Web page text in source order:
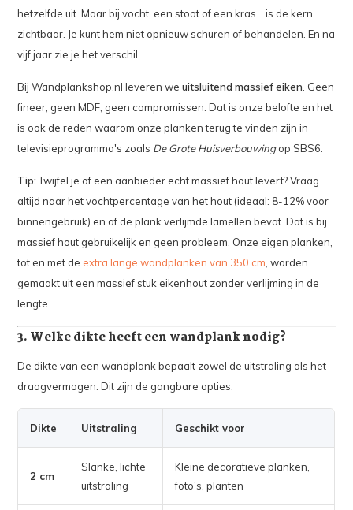
hetzelfde uit. Maar bij vocht, een stoot of een kras... is de kern
zichtbaar. Je kunt hem niet opnieuw schuren of behandelen. En na
vijf jaar zie je het verschil.
Bij Wandplankshop.nl leveren weuitsluitend massief eiken . Geen
fineer, geen MDF, geen compromissen. Dat is onze belofte en het
is ook de reden waarom onze planken terug te vinden zijn in
televisieprogramma's zoals De Grote Huisverbouwingop SBS6.
Tip:Twijfel je of een aanbieder echt massief hout levert? Vraag
altijd naar het vochtpercentage van het hout (ideaal: 8-12% voor
binnengebruik) en of de plank verlijmde lamellen bevat. Dat is bij
massief hout gebruikelijk en geen probleem. Onze eigen planken,
tot en met de extra lange wandplanken van 350 cm , worden
gemaakt uit een massief stuk eikenhout zonder verlijming in de
lengte.
3. Welke dikte heeft een wandplank nodig?
De dikte van een wandplank bepaalt zowel de uitstraling als het
draagvermogen. Dit zijn de gangbare opties:
Dikte Uitstraling Geschikt voor
2 cm
Slanke, lichte
uitstraling
Kleine decoratieve planken,
foto's, planten